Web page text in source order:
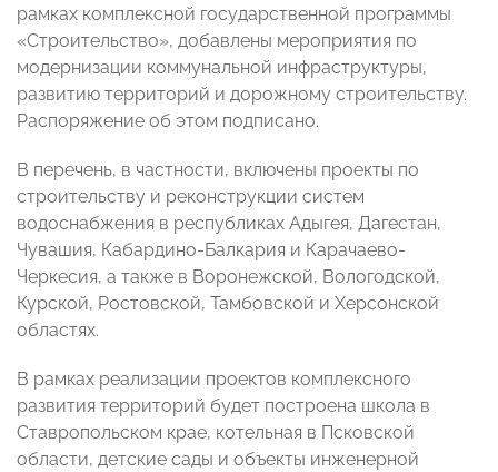
рамках комплексной государственной программы
«Строительство», добавлены мероприятия по
модернизации коммунальной инфраструктуры,
развитию территорий и дорожному строительству.
Распоряжение об этом подписано.
В перечень, в частности, включены проекты по
строительству и реконструкции систем
водоснабжения в республиках Адыгея, Дагестан,
Чувашия, Кабардино-Балкария и Карачаево-
Черкесия, а также в Воронежской, Вологодской,
Курской, Ростовской, Тамбовской и Херсонской
областях.
В рамках реализации проектов комплексного
развития территорий будет построена школа в
Ставропольском крае, котельная в Псковской
области, детские сады и объекты инженерной